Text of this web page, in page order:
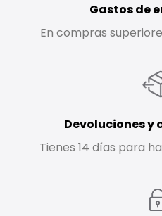
Gastos de
En compras
Devoluciones y
Tienes 14 días para